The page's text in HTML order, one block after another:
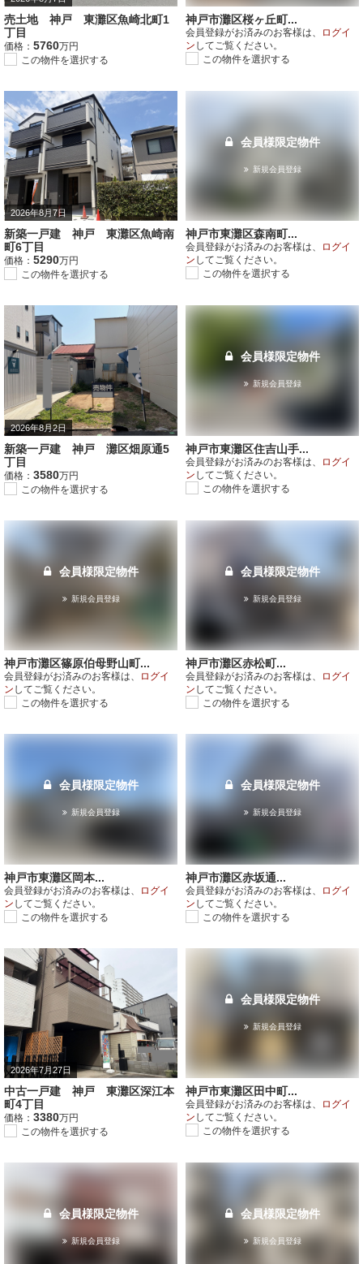
売土地 神戸 東灘区魚崎北町1
丁目
価格： 5760万円
この物件を選択する
神戸市灘区桜ヶ丘町...
会員登録がお済みのお客様は、
ログイ
ン してご覧ください。
この物件を選択する
2026年8月7日
新築一戸建 神戸 東灘区魚崎南
町6丁目
価格： 5290万円
この物件を選択する
会員様限定物件
新規会員登録
神戸市東灘区森南町...
会員登録がお済みのお客様は、
ログイ
ン してご覧ください。
この物件を選択する
2026年8月2日
新築一戸建 神戸 灘区畑原通5
丁目
価格： 3580万円
この物件を選択する
会員様限定物件
新規会員登録
神戸市東灘区住吉山手...
会員登録がお済みのお客様は、
ログイ
ン してご覧ください。
この物件を選択する
会員様限定物件
新規会員登録
神戸市灘区篠原伯母野山町...
会員登録がお済みのお客様は、
ログイ
ン してご覧ください。
この物件を選択する
会員様限定物件
新規会員登録
神戸市灘区赤松町...
会員登録がお済みのお客様は、
ログイ
ン してご覧ください。
この物件を選択する
会員様限定物件
新規会員登録
神戸市東灘区岡本...
会員登録がお済みのお客様は、
ログイ
ン してご覧ください。
この物件を選択する
会員様限定物件
新規会員登録
神戸市灘区赤坂通...
会員登録がお済みのお客様は、
ログイ
ン してご覧ください。
この物件を選択する
2026年7月27日
中古一戸建 神戸 東灘区深江本
町4丁目
価格： 3380万円
この物件を選択する
会員様限定物件
新規会員登録
神戸市東灘区田中町...
会員登録がお済みのお客様は、
ログイ
ン してご覧ください。
この物件を選択する
会員様限定物件
新規会員登録
会員様限定物件
新規会員登録